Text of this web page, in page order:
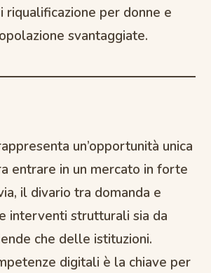
riqualificazione per donne e
svantaggiate.
un’opportunità unica
entrare in un mercato in forte
il divario tra domanda e
interventi strutturali sia da
che delle istituzioni.
digitali è la chiave per